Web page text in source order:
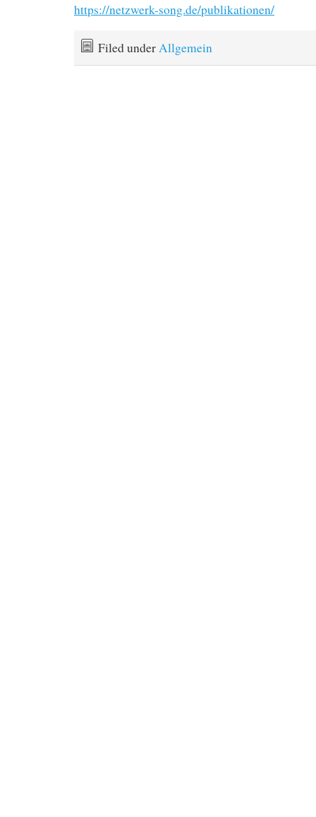
https://netzwerk-song.de/publikationen/
Filed underAllgemein